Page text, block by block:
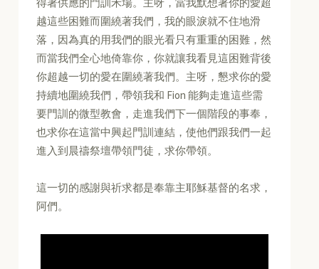
越這些困難而圍繞著我們，我的眼淚就不住地滑
落，因為真的用我們的眼光看只有重重的困難，然
而當我們全心地倚靠你，你就讓我看見這困難背後
你超越一切的愛在圍繞著我們。主呀，懇求你的愛
持續地圍繞我們，帶領我和 Fion 能夠走進這些需
要門訓的微型教會，走進我們下一個階段的事奉，
也求你在這當中興起門訓連結，使他們跟我們一起
進入到晨禱祭壇帶領門徒，求你帶領。
這一切的感謝與祈求都是奉靠主耶穌基督的名求，
阿們。